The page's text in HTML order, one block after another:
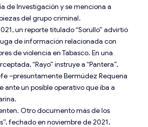
de Investigación y se menciona a
del grupo criminal.
un reporte titulado “Sorullo” advirtió
de información relacionada con
de violencia en Tabasco. En una
“Rayo” instruye a “Pantera”,
–presuntamente Bermúdez Requena
ante un posible operativo que iba a
Otro documento más de los
fechado en noviembre de 2021,